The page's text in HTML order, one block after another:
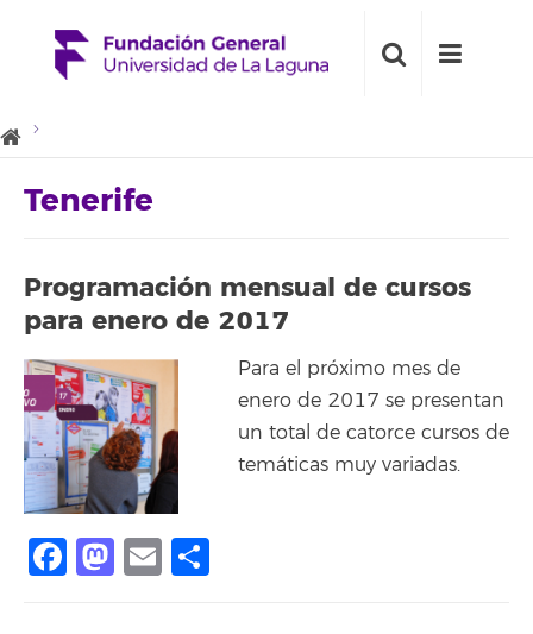
Tenerife
Programación mensual de cursos
para enero de 2017
Para el próximo mes de
enero de 2017 se presentan
un total de catorce cursos de
temáticas muy variadas.
Facebook
Mastodon
Email